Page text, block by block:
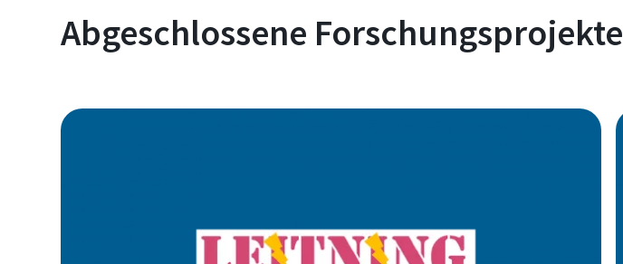
Abgeschlossene Forschungsprojekte